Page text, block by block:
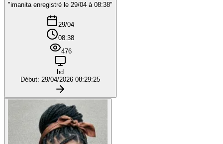
"imanita enregistré le 29/04 à 08:38"
29/04
08:38
476
hd
Début: 29/04/2026 08:29:25